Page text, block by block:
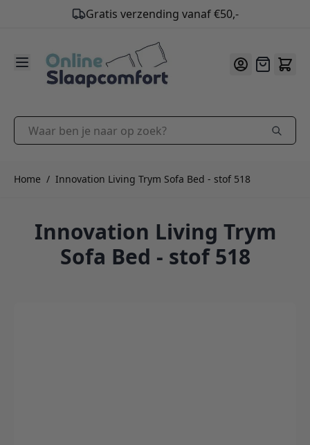
Gratis verzending vanaf €50,-
9.2/10
Offerte
Waar ben je naar op zoek?
Home / Innovation Living Trym Sofa Bed - stof 518
Innovation Living Trym
Sofa Bed - stof 518